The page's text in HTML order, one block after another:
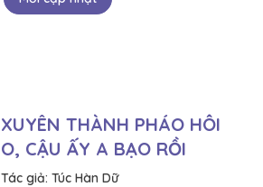
XUYÊN THÀNH PHÁO HÔI
O, CẬU ẤY A BẠO RỒI
Tác giả: Túc Hàn Dữ